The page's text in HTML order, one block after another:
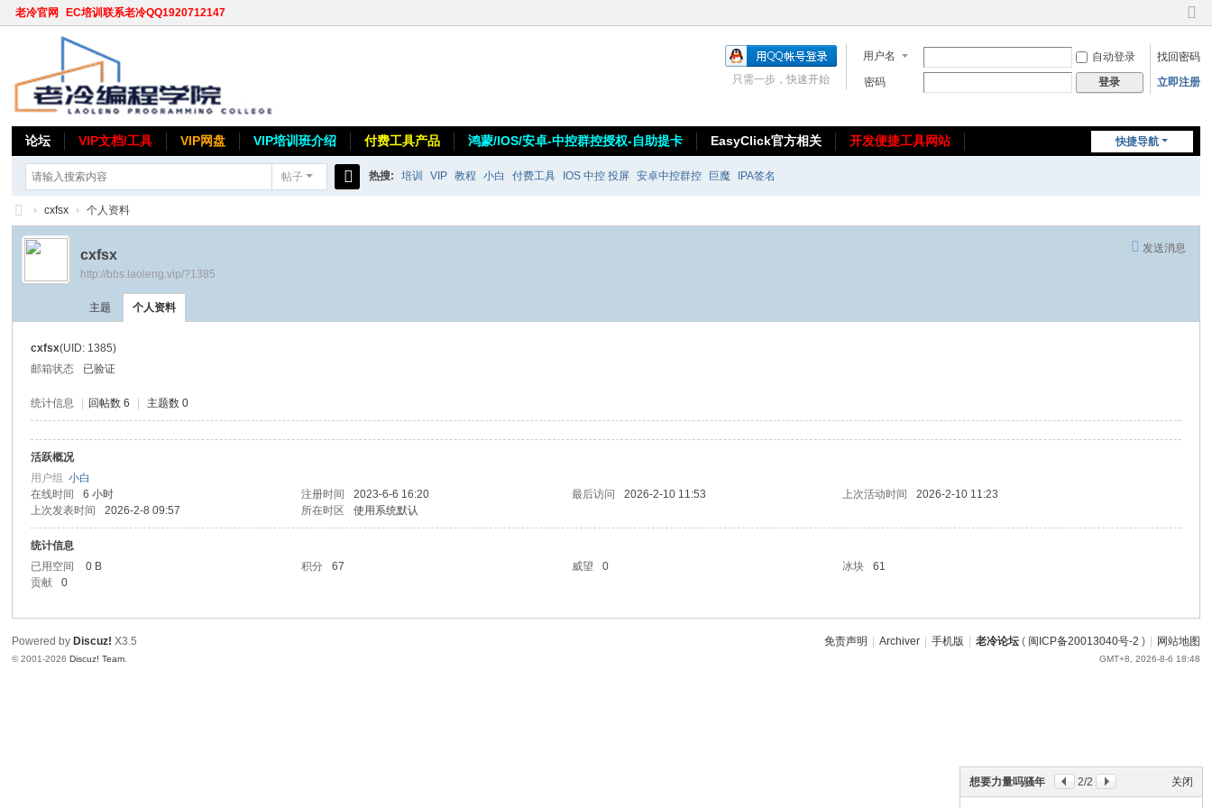
老冷官网 EC培训联系老冷QQ1920712147
切
到
窄
用户名 自动登录
找回密码
密码
登录 立即注册
只需一步，快速开始
快捷导航
论坛 VIP文档/工具 VIP网盘 VIP培训班介绍 付费工具产品 鸿蒙/IOS/安卓-中控群控授权-自助提卡 EasyClick官方相关
开发便捷工具网站
帖子
索
热搜: 培训 VIP 教程 小白 付费工具 IOS 中控 投屏 安卓中控群控 巨魔 IPA签名
老
› cxfsx › 个人资料
发送消息
cxfsx
http://bbs.laoleng.vip/?1385
主题 个人资料
cxfsx(UID: 1385)
邮箱状态
已验证
统计信息 回帖数 6 主题数 0
活跃概况
用户组小白
在线时间
6 小时 注册时间 2023-6-6 16:20 最后访问 2026-2-10 11:53 上次活动时间
2026-2-10 11:23
上次发表时间
2026-2-8 09:57 所在时区 使用系统默认
统计信息
已用空间
0 B 积分 67 威望 0 冰块
61
贡献
0
关闭
想要力量吗骚年 2/2
免责声明 Archiver 手机版 老冷论坛( 闽ICP备20013040号-2 ) 网站地图
GMT+8, 2026-8-6 18:48
Powered by Discuz! X3.5
© 2001-2026Discuz! Team